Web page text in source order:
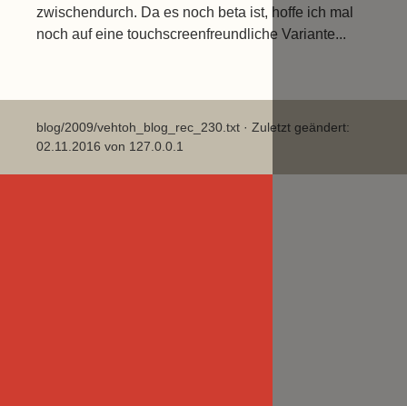
zwischendurch. Da es noch beta ist, hoffe ich mal
noch auf eine touchscreenfreundliche Variante...
blog/2009/vehtoh_blog_rec_230.txt · Zuletzt geändert:
02.11.2016 von 127.0.0.1